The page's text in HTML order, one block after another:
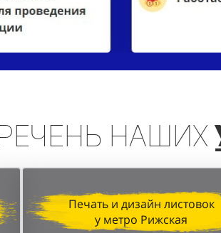
наших
Печать и дизайн листовок
у метро Рижская